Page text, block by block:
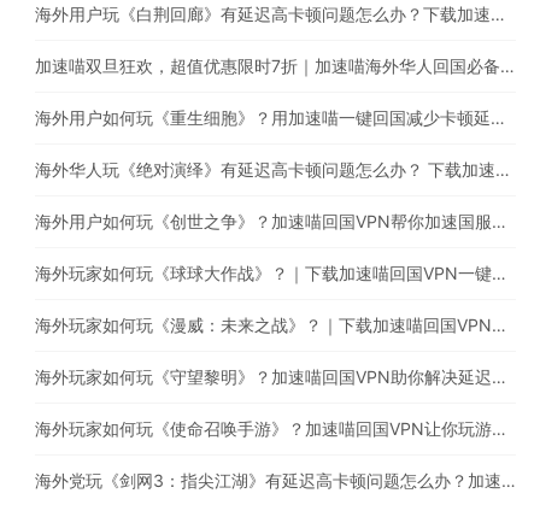
海外用户玩《白荆回廊》有延迟高卡顿问题怎么办？下载加速喵稳定加速国服游戏
加速喵双旦狂欢，超值优惠限时7折｜加速喵海外华人回国必备加速器，一键穿梭回国
海外用户如何玩《重生细胞》？用加速喵一键回国减少卡顿延迟等问题
海外华人玩《绝对演绎》有延迟高卡顿问题怎么办？ 下载加速喵回国VPN提升游戏体验
海外用户如何玩《创世之争》？加速喵回国VPN帮你加速国服游戏
海外玩家如何玩《球球大作战》？｜下载加速喵回国VPN一键加速回国提高游戏体验
海外玩家如何玩《漫威：未来之战》？｜下载加速喵回国VPN减少卡顿延迟问题
海外玩家如何玩《守望黎明》？加速喵回国VPN助你解决延迟高卡顿问题
海外玩家如何玩《使命召唤手游》？加速喵回国VPN让你玩游戏的同时直播听音乐
海外党玩《剑网3：指尖江湖》有延迟高卡顿问题怎么办？加速喵助你稳定加速国服游戏